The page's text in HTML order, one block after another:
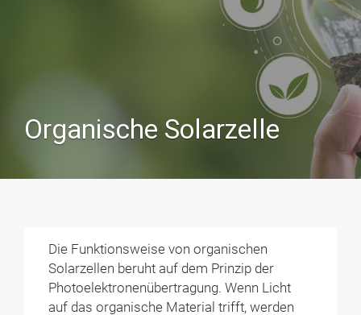
Organische Solarzelle
Die Funktionsweise von organischen
Solarzellen beruht auf dem Prinzip der
Photoelektronenübertragung. Wenn Licht
auf das organische Material trifft, werden